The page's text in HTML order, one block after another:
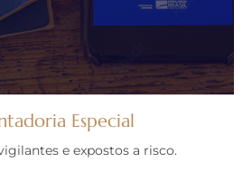
Especial
e expostos a risco.